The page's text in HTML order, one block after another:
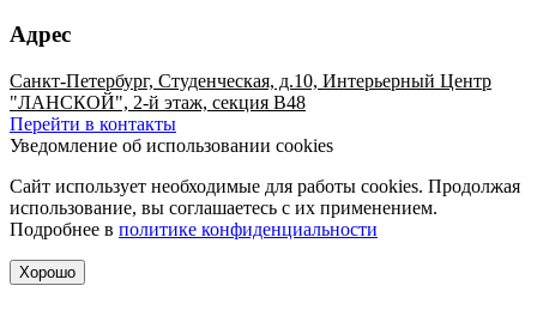
Адрес
Санкт-Петербург, Студенческая, д.10, Интерьерный Центр
"ЛАНСКОЙ", 2-й этаж, секция В48
Перейти в контакты
Уведомление об использовании cookies
Сайт использует необходимые для работы cookies. Продолжая
использование, вы соглашаетесь с их применением.
Подробнее в политике конфиденциальности
Хорошо